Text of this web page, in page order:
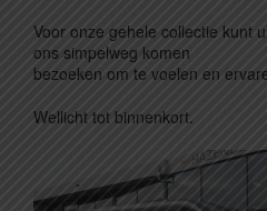
Voor onze gehele collectie kunt
ons simpelweg komen
bezoeken om te voelen en
Wellicht tot binnenkort.